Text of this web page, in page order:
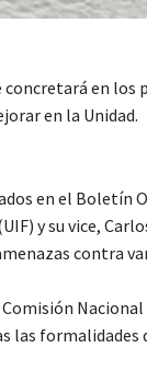
en los
en la Unidad.
en el
y su vice,
contra
las